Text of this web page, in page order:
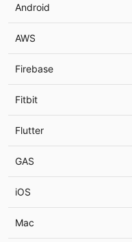
Android
AWS
Firebase
Fitbit
Flutter
GAS
iOS
Mac